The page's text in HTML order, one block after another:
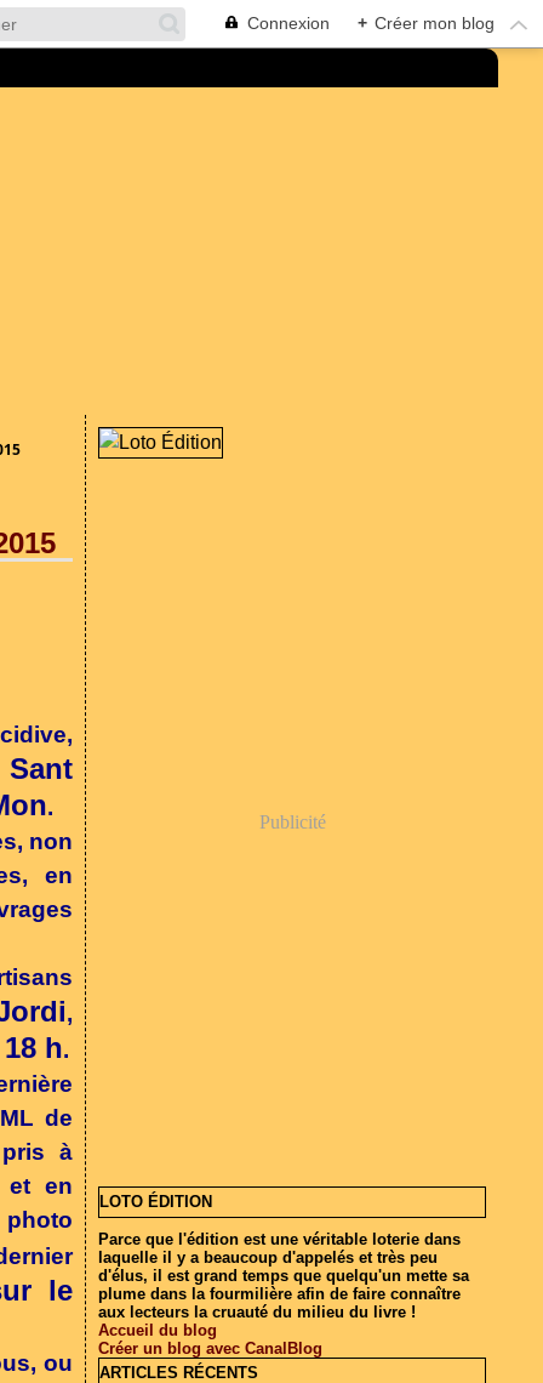
Connexion + Créer mon blog
Sant
.
non
en
,
h.
de
à
et en
photo
le
ou
Publicité
LOTO ÉDITION
Parce que l'édition est une véritable loterie dans
laquelle il y a beaucoup d'appelés et très peu
d'élus, il est grand temps que quelqu'un mette sa
plume dans la fourmilière afin de faire connaître
aux lecteurs la cruauté du milieu du livre !
Accueil du blog
Créer un blog avec CanalBlog
ARTICLES RÉCENTS